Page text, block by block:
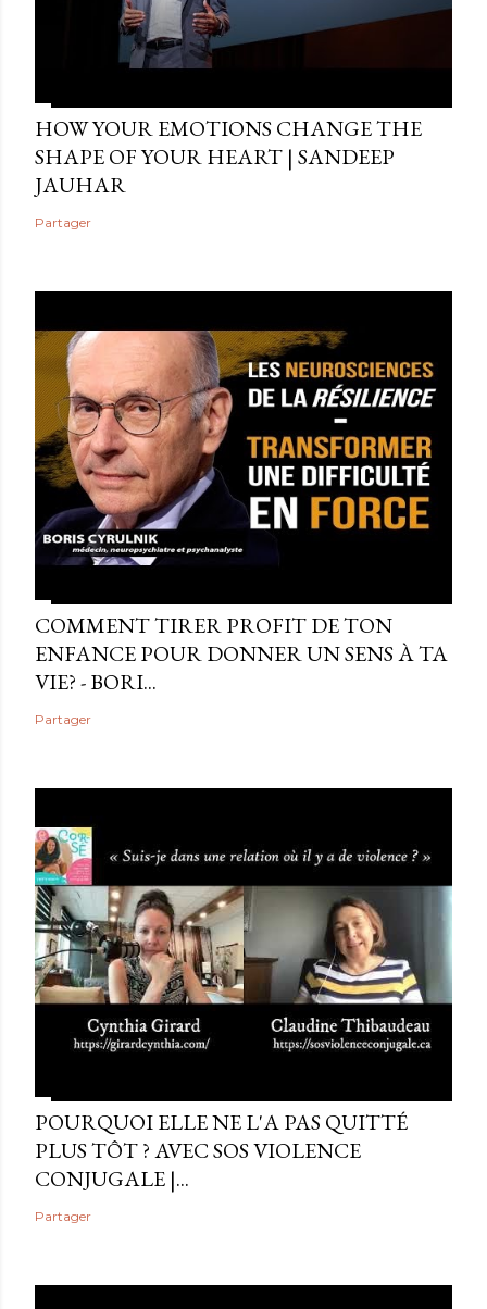
HOW YOUR EMOTIONS CHANGE THE
SHAPE OF YOUR HEART | SANDEEP
JAUHAR
Partager
COMMENT TIRER PROFIT DE TON
ENFANCE POUR DONNER UN SENS À TA
VIE? - BORI...
Partager
POURQUOI ELLE NE L'A PAS QUITTÉ
PLUS TÔT ? AVEC SOS VIOLENCE
CONJUGALE |...
Partager